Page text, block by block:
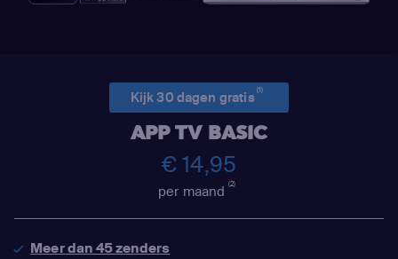
Kijk 30 dagen gratis(1)
APP TV BASIC
€ 14,95
per maand(2)
Meer dan 45 zenders